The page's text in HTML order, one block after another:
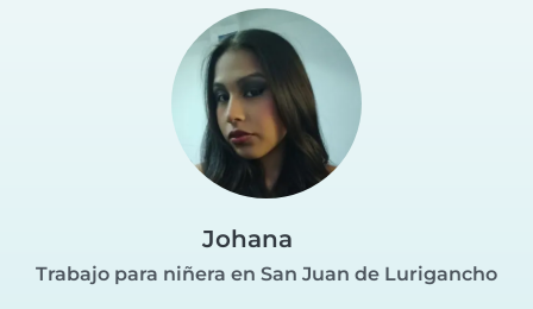
Johana
Trabajo para niñera en San Juan de Lurigancho